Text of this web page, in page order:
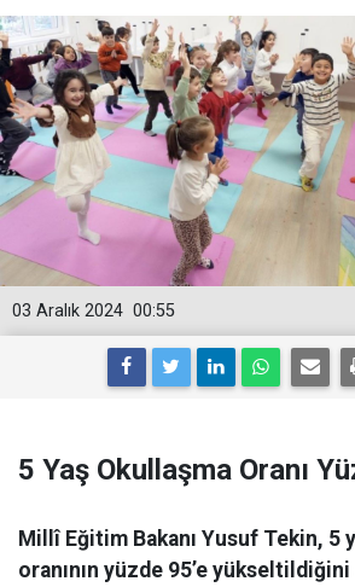
00:55
03 Aralık 2024
5 Yaş Okullaşma Oranı
Millî Eğitim Bakanı Yusuf Tekin, 5
oranının yüzde 95’e yükseltildiğini